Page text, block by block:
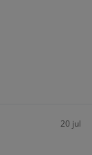
20 jul